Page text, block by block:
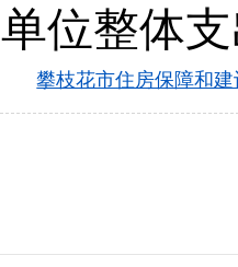
单位整体
攀枝花市住房保障和